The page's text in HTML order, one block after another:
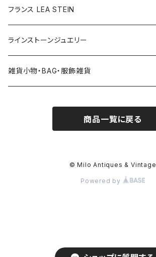
フランス LEA STEIN
ラインストーンジュエリー
雑貨小物・BAG・服飾雑貨
ハンドバッグ etc. 服飾雑貨
雑貨（置き物、食器 etc.）
商品一覧に戻る
© Milo Antiques & Vintage
Powered by